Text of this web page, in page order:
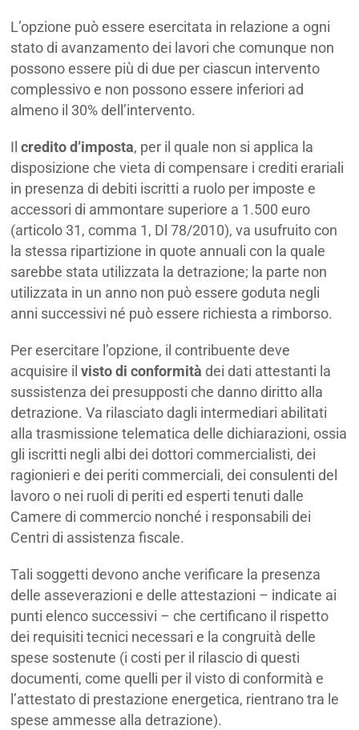
L’opzione può essere esercitata in relazione a ogni
stato di avanzamento dei lavori che comunque non
possono essere più di due per ciascun intervento
complessivo e non possono essere inferiori ad
almeno il 30% dell’intervento.
Ilcredito d’imposta, per il quale non si applica la
disposizione che vieta di compensare i crediti erariali
in presenza di debiti iscritti a ruolo per imposte e
accessori di ammontare superiore a 1.500 euro
(articolo 31, comma 1, Dl 78/2010), va usufruito con
la stessa ripartizione in quote annuali con la quale
sarebbe stata utilizzata la detrazione; la parte non
utilizzata in un anno non può essere goduta negli
anni successivi né può essere richiesta a rimborso.
Per esercitare l’opzione, il contribuente deve
acquisire ilvisto di conformità dei dati attestanti la
sussistenza dei presupposti che danno diritto alla
detrazione. Va rilasciato dagli intermediari abilitati
alla trasmissione telematica delle dichiarazioni, ossia
gli iscritti negli albi dei dottori commercialisti, dei
ragionieri e dei periti commerciali, dei consulenti del
lavoro o nei ruoli di periti ed esperti tenuti dalle
Camere di commercio nonché i responsabili dei
Centri di assistenza fiscale.
Tali soggetti devono anche verificare la presenza
delle asseverazioni e delle attestazioni – indicate ai
punti elenco successivi – che certificano il rispetto
dei requisiti tecnici necessari e la congruità delle
spese sostenute (i costi per il rilascio di questi
documenti, come quelli per il visto di conformità e
l’attestato di prestazione energetica, rientrano tra le
spese ammesse alla detrazione).